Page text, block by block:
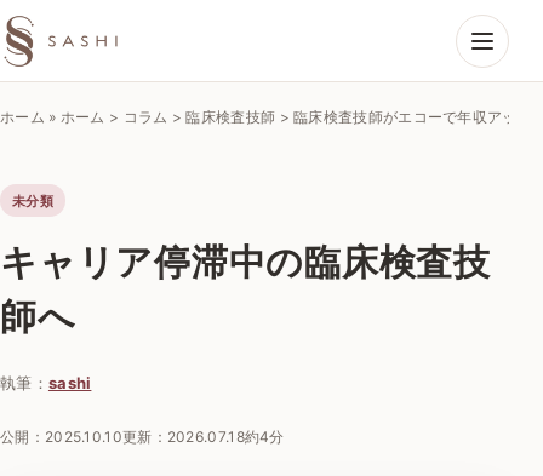
ホーム » ホーム > コラム > 臨床検査技師 > 臨床検査技師がエコーで年収アップ
未分類
キャリア停滞中の臨床検査技
師へ
執筆： sashi
公開： 2025.10.10更新： 2026.07.18約4分